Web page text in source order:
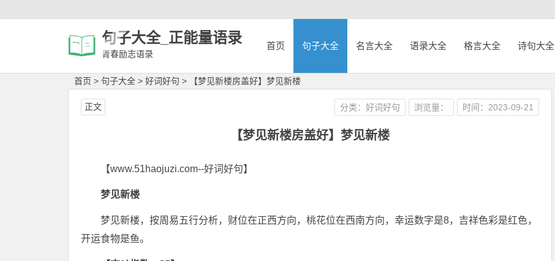
句子大全_正能量语录
青春励志语录
首页 句子大全 名言大全 语录大全 格言大全 诗句大全
首页 > 句子大全 > 好词好句 > 【梦见新楼房盖好】梦见新楼
【梦见新楼房盖好】梦见新楼
分类：好词好句 浏览量： 时间：2023-09-21
正文
【www.51haojuzi.com--好词好句】
梦见新楼
梦见新楼，按周易五行分析，财位在正西方向，桃花位在西南方向，幸运数字是8，吉祥色彩是红色，
开运食物是鱼。